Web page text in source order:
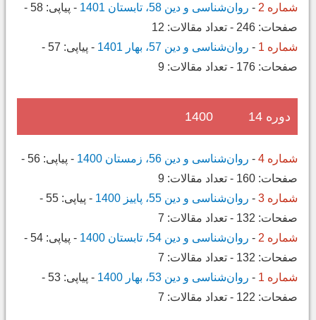
شماره 2
- روان‌شناسی و دین 58، تابستان 1401 - پیاپی: 58
-
صفحات: 246
- تعداد مقالات: 12
شماره 1
- روان‌شناسی و دین 57، بهار 1401 - پیاپی: 57
-
صفحات: 176
- تعداد مقالات: 9
دوره 14 1400
شماره 4 - روان‌شناسی و دین 56، زمستان 1400 - پیاپی: 56
-
صفحات: 160
- تعداد مقالات: 9
شماره 3
- روان‌شناسی و دین 55، پاییز 1400 - پیاپی: 55
-
صفحات: 132
- تعداد مقالات: 7
شماره 2
- روان‌شناسی و دین 54، تابستان 1400 - پیاپی: 54
-
صفحات: 132
- تعداد مقالات: 7
شماره 1
- روان‌شناسی و دین 53، بهار 1400 - پیاپی: 53
-
صفحات: 122
- تعداد مقالات: 7